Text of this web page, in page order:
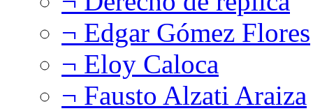
¬ Edgar Gómez Flores
¬ Eloy Caloca
¬ Fausto Alzati Araiza